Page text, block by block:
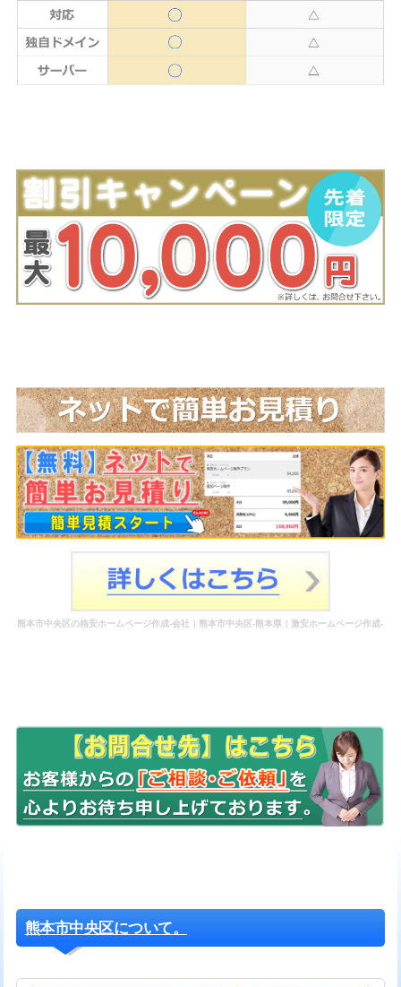
熊本市中央区の格安ホームページ作成-会社｜熊本市中央区-熊本県｜激安ホームページ作成-
熊本市中央区について。